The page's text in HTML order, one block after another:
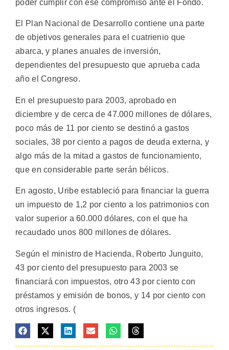
poder cumplir con ese compromiso ante el Fondo.
El Plan Nacional de Desarrollo contiene una parte
de objetivos generales para el cuatrienio que
abarca, y planes anuales de inversión,
dependientes del presupuesto que aprueba cada
año el Congreso.
En el presupuesto para 2003, aprobado en
diciembre y de cerca de 47.000 millones de dólares,
poco más de 11 por ciento se destinó a gastos
sociales, 38 por ciento a pagos de deuda externa, y
algo más de la mitad a gastos de funcionamiento,
que en considerable parte serán bélicos.
En agosto, Uribe estableció para financiar la guerra
un impuesto de 1,2 por ciento a los patrimonios con
valor superior a 60.000 dólares, con el que ha
recaudado unos 800 millones de dólares.
Según el ministro de Hacienda, Roberto Junguito,
43 por ciento del presupuesto para 2003 se
financiará con impuestos, otro 43 por ciento con
préstamos y emisión de bonos, y 14 por ciento con
otros ingresos. (